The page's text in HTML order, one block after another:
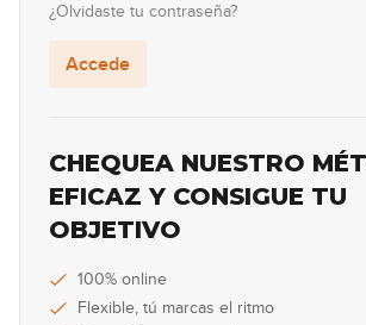
10:23
10:34
11:16
¿Olvidaste tu contraseña?
Accede
CHEQUEA NUESTRO
EFICAZ Y CONSIGUE TU
OBJETIVO
100% online
Flexible, tú marcas el ritmo